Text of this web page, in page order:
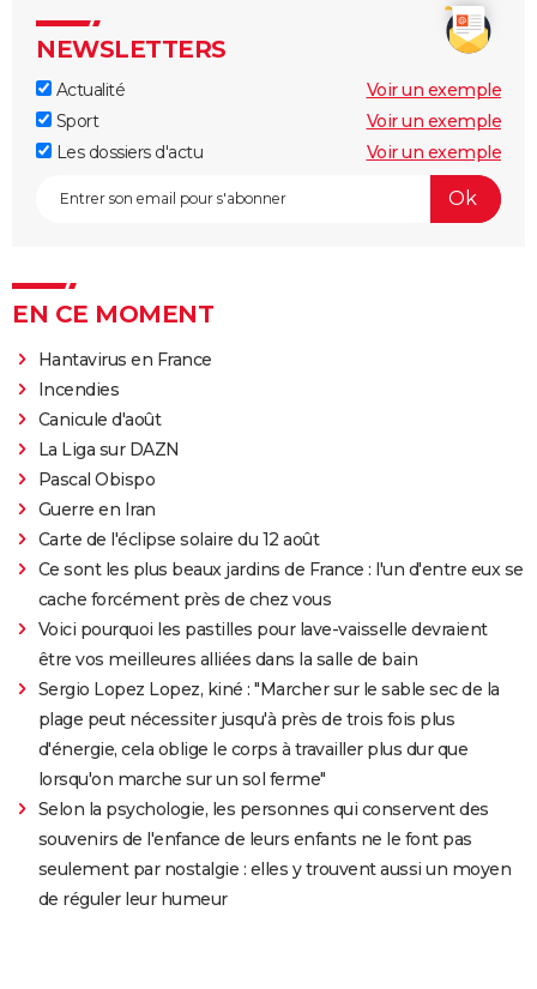
NEWSLETTERS
Actualité
Voir un exemple
Sport
Voir un exemple
Les dossiers d'actu
Voir un exemple
EN CE MOMENT
Hantavirus en France
Incendies
Canicule d'août
La Liga sur DAZN
Pascal Obispo
Guerre en Iran
Carte de l'éclipse solaire du 12 août
Ce sont les plus beaux jardins de France : l'un d'entre eux se
cache forcément près de chez vous
Voici pourquoi les pastilles pour lave-vaisselle devraient
être vos meilleures alliées dans la salle de bain
Sergio Lopez Lopez, kiné : "Marcher sur le sable sec de la
plage peut nécessiter jusqu'à près de trois fois plus
d'énergie, cela oblige le corps à travailler plus dur que
lorsqu'on marche sur un sol ferme"
Selon la psychologie, les personnes qui conservent des
souvenirs de l'enfance de leurs enfants ne le font pas
seulement par nostalgie : elles y trouvent aussi un moyen
de réguler leur humeur